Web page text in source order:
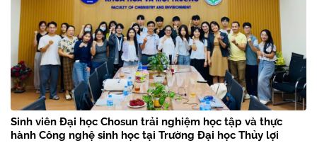
Sinh viên Đại học Chosun trải nghiệm học tập và thực
hành Công nghệ sinh học tại Trường Đại học Thủy lợi